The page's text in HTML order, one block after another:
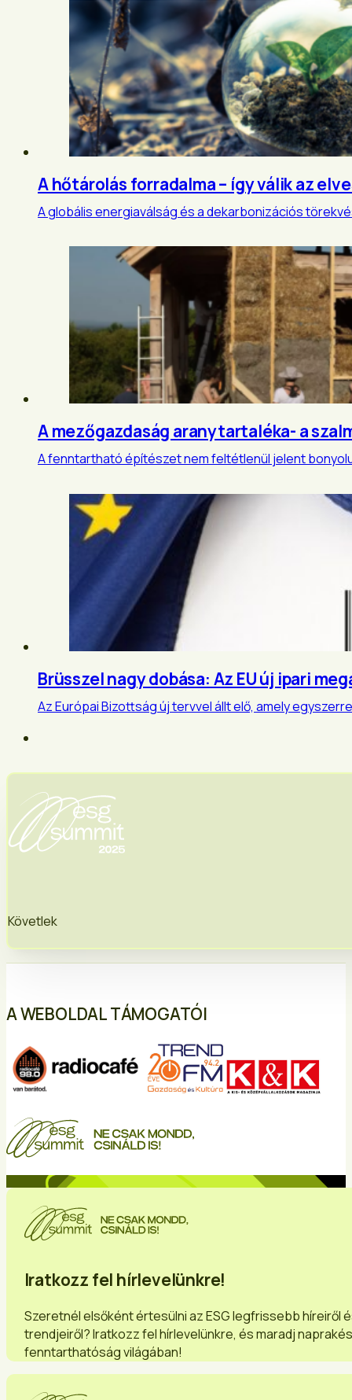
A hőtárolás forradalma – így válik az
A globális energiaválság és a dekarbonizációs
A mezőgazdaság aranytartaléka- a
A fenntartható építészet nem feltétlenül jelent
Brüsszel nagy dobása: Az EU új ipari
Az Európai Bizottság új tervvel állt elő, amely
Követlek
A WEBOLDAL TÁMOGATÓI
Iratkozz fel hírlevelünkre!
Szeretnél elsőként értesülni az ESG legfrissebb híreiről
trendjeiről? Iratkozz fel hírlevelünkre, és maradj
fenntarthatóság világában!